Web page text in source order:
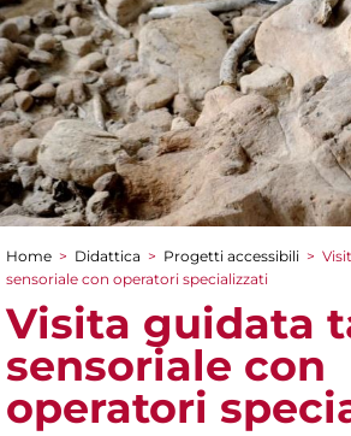
Tu sei qui
Home > Didattica > Progetti accessibili >
sensoriale con operatori specializzati
Visita guidata
sensoriale con
operatori